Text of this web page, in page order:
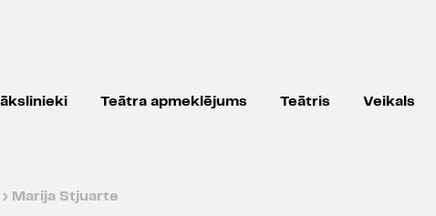
Teātra apmeklējums Teātris Veikals
› Marija Stjuarte